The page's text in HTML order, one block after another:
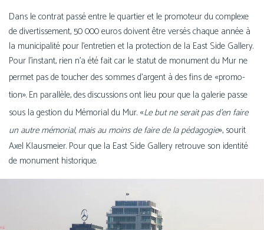
Dans le contrat pas­sé entre le quar­tier et le pro­mo­teur du com­plexe
de diver­tis­se­ment, 50 000 euros doivent être ver­sés chaque année à
la muni­ci­pa­li­té pour l’en­tre­tien et la pro­tec­tion de la East Side Gallery.
Pour l’ins­tant, rien n’a été fait car le sta­tut de monu­ment du Mur ne
per­met pas de tou­cher des sommes d’argent à des fins de «pro­mo­
tion». En paral­lèle, des dis­cus­sions ont lieu pour que la gale­rie passe
sous la ges­tion du Mémorial du Mur. «Le but ne serait pas d’en faire
un autre mémo­rial, mais au moins de faire de la péda­go­gie», sou­rit
Axel Klausmeier. Pour que la East Side Gallery retrouve son iden­ti­té
de monu­ment historique.